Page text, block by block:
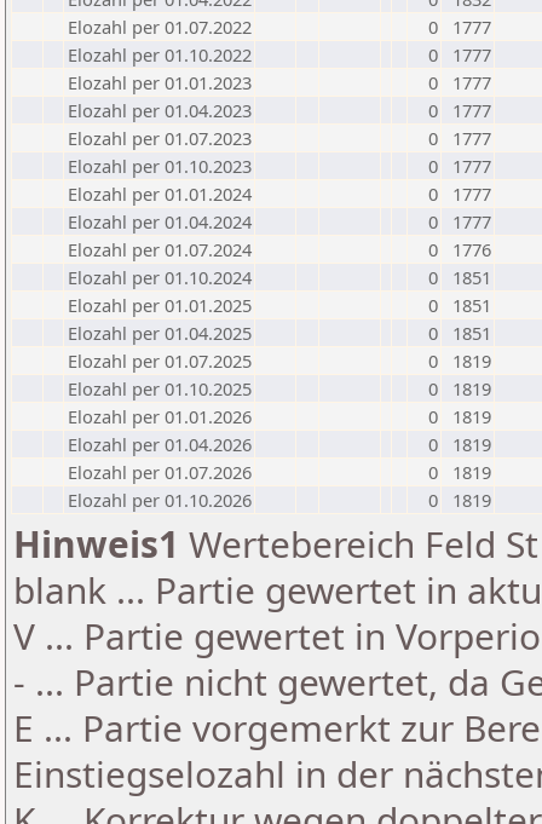
Elozahl per 01.07.2022
0
1777
Elozahl per 01.10.2022
0
1777
Elozahl per 01.01.2023
0
1777
Elozahl per 01.04.2023
0
1777
Elozahl per 01.07.2023
0
1777
Elozahl per 01.10.2023
0
1777
Elozahl per 01.01.2024
0
1777
Elozahl per 01.04.2024
0
1777
Elozahl per 01.07.2024
0
1776
Elozahl per 01.10.2024
0
1851
Elozahl per 01.01.2025
0
1851
Elozahl per 01.04.2025
0
1851
Elozahl per 01.07.2025
0
1819
Elozahl per 01.10.2025
0
1819
Elozahl per 01.01.2026
0
1819
Elozahl per 01.04.2026
0
1819
Elozahl per 01.07.2026
0
1819
Elozahl per 01.10.2026
0 1819
Hinweis1 Wertebereich Feld
blank ... Partie gewertet in
V ... Partie gewertet in
- ... Partie nicht gewertet, da
E ... Partie vorgemerkt zur
Einstiegselozahl in der